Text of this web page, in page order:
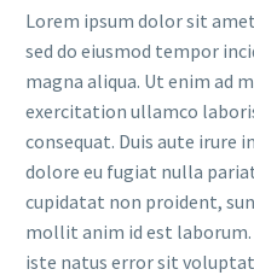
Lorem ipsum dolor sit
sed do eiusmod tempor
magna aliqua. Ut enim ad
exercitation ullamco
consequat. Duis aute irure
dolore eu fugiat nulla
cupidatat non proident,
mollit anim id est laborum.
iste natus error sit